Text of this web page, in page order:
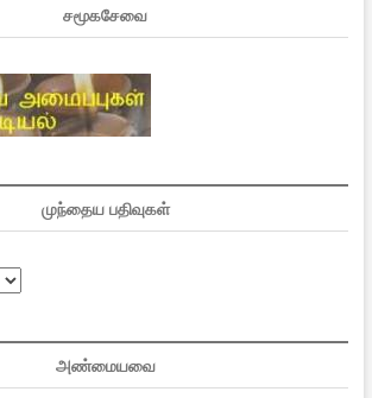
சமூகசேவை
முந்தைய பதிவுகள்
அண்மையவை